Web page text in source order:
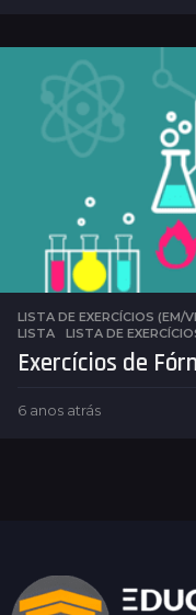
o
t
r
LISTA DE EXERCÍCIOS (EM/
LISTA
,LISTA DE
Exercícios de
6 anos atrás
s